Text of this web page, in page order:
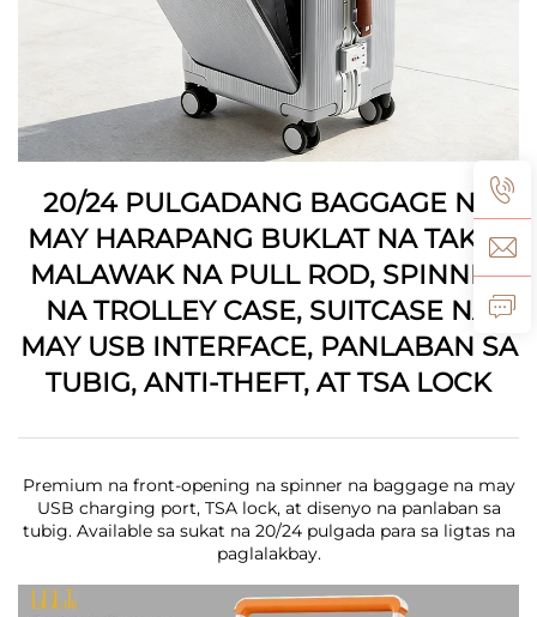
20/24 PULGADANG BAGGAGE NA
MAY HARAPANG BUKLAT NA TAKIP,
MALAWAK NA PULL ROD, SPINNER
NA TROLLEY CASE, SUITCASE NA
MAY USB INTERFACE, PANLABAN SA
TUBIG, ANTI-THEFT, AT TSA LOCK
Premium na front-opening na spinner na baggage na may
USB charging port, TSA lock, at disenyo na panlaban sa
tubig. Available sa sukat na 20/24 pulgada para sa ligtas na
paglalakbay.